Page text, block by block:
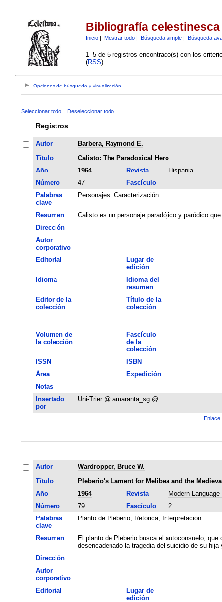
Bibliografía celestinesca
Inicio| Mostrar todo| Búsqueda simple| Búsqueda
1–5 de 5 registros encontrado(s) con los
(RSS):
Opciones de búsqueda y visualización
Seleccionar todo Deseleccionar todo
Registros
Autor
Barbera, Raymond E.
Título
Calisto: The Paradoxical Hero
Año
1964 Revista
Hispania
Número
47
Fascículo
Palabras
clave
Personajes; Caracterización
Resumen
Calisto es un personaje paradójico y paródico
Dirección
Autor
corporativo
Editorial
Lugar de
edición
Idioma
Idioma del
resumen
Editor de la
colección
Título de la
colección
Volumen de
la colección
Fascículo
de la
colección
ISSN
ISBN
Área
Expedición
Notas
Insertado
por
Uni-Trier @ amaranta_sg @
Enlace
Autor
Wardropper, Bruce W.
Título
Pleberio's Lament for Melibea and the
Año
1964 Revista
Modern Language
Número
79 Fascículo
2
Palabras
clave
Planto de Pleberio; Retórica; Interpretación
Resumen
El planto de Pleberio busca el autoconsuelo,
desencadenado la tragedia del suicidio de su
Dirección
Autor
corporativo
Editorial
Lugar de
edición